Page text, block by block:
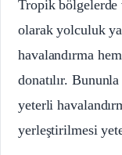
Tropik
olarak yolculuk
havalandırma
donatılır.
yeterli
yerleştirilmesi